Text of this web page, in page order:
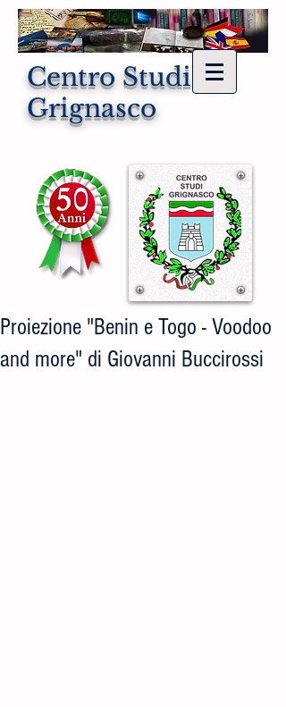
Centro Studi di
Grignasco
Proiezione "Benin e Togo - Voodoo
and more" di Giovanni Buccirossi